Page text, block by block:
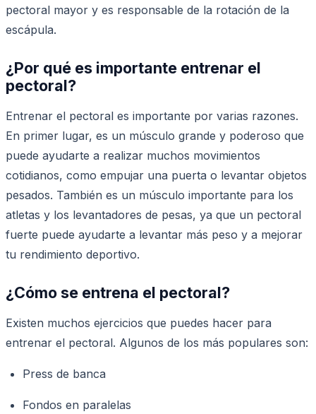
pectoral mayor y es responsable de la rotación de la
escápula.
¿Por qué es importante entrenar el
pectoral?
Entrenar el pectoral es importante por varias razones.
En primer lugar, es un músculo grande y poderoso que
puede ayudarte a realizar muchos movimientos
cotidianos, como empujar una puerta o levantar objetos
pesados. También es un músculo importante para los
atletas y los levantadores de pesas, ya que un pectoral
fuerte puede ayudarte a levantar más peso y a mejorar
tu rendimiento deportivo.
¿Cómo se entrena el pectoral?
Existen muchos ejercicios que puedes hacer para
entrenar el pectoral. Algunos de los más populares son:
Press de banca
Fondos en paralelas